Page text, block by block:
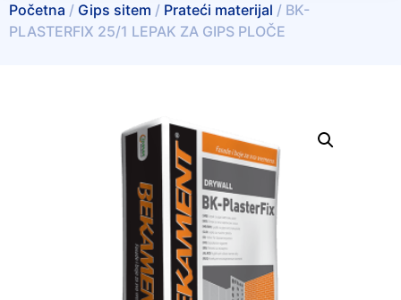
Početna / Gips sitem / Prateći materijal / BK-
PLASTERFIX 25/1 LEPAK ZA GIPS PLOČE